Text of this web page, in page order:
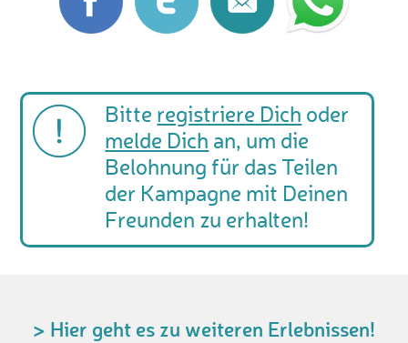
Bitte registriere Dich oder
melde Dich an, um die
Belohnung für das Teilen
der Kampagne mit Deinen
Freunden zu erhalten!
> Hier geht es zu weiteren Erlebnissen!